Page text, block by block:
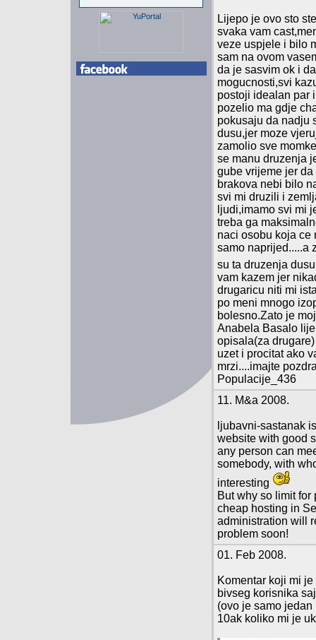
Lijepo je ovo sto
svaka vam
veze uspjele i bilo
sam na ovom
da je sasvim ok i
mogucnosti,svi
postoji idealan par
pozelio ma gdje
pokusaju da nadju
dusu,jer moze
zamolio sve
se manu druzenja
gube vrijeme jer
brakova nebi bilo
svi mi druzili i
ljudi,imamo svi mi
treba ga
naci osobu koja ce
samo naprijed.....a
su ta druzenja
vam kazem jer
drugaricu niti mi
po meni mnogo
bolesno.Zato je
Anabela Basalo
opisala(za
uzet i procitat ako
mrzi....imajte
Populacije_436
11. M&a 2008.
ljubavni-sastanak
website with good
any person can
somebody, with
interesting
But why so limit for
cheap hosting in
administration will
problem soon!
01. Feb 2008.
Komentar koji mi
bivseg korisnika
(ovo je samo jedan
10ak koliko mi je